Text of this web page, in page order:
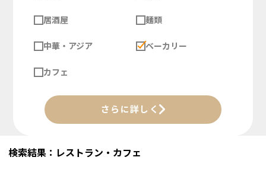
居酒屋 麺類
中華・アジア ベーカリー
カフェ
さらに詳しく
検索結果：レストラン・カフェ